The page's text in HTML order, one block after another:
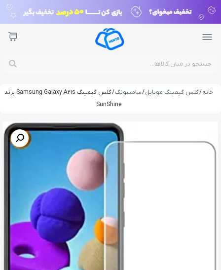
خانه/گلس گیمینگ موبایل/سامسونگ
/ گلس گیمینگ Samsung Galaxy A21s برند
SunShine